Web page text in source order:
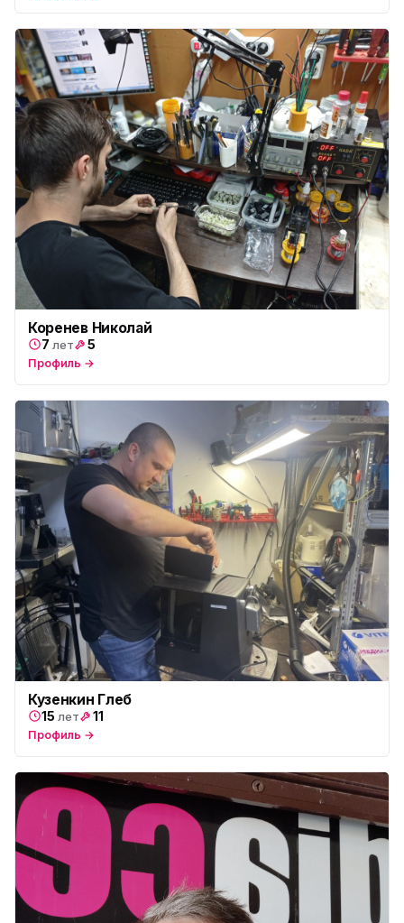
Коренев Николай
7 лет 5
Профиль →
Кузенкин Глеб
15 лет 11
Профиль →